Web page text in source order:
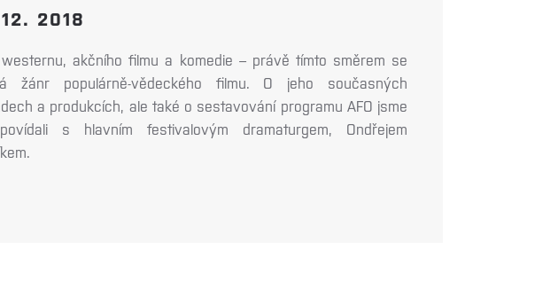
2018
westernu, akčního filmu a komedie – právě tímto směrem se
žánr populárně-vědeckého filmu. O jeho současných
a produkcích, ale také o sestavování programu AFO jsme
s hlavním festivalovým dramaturgem, Ondřejem